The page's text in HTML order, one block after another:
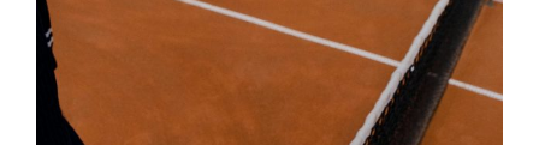
Kontakt